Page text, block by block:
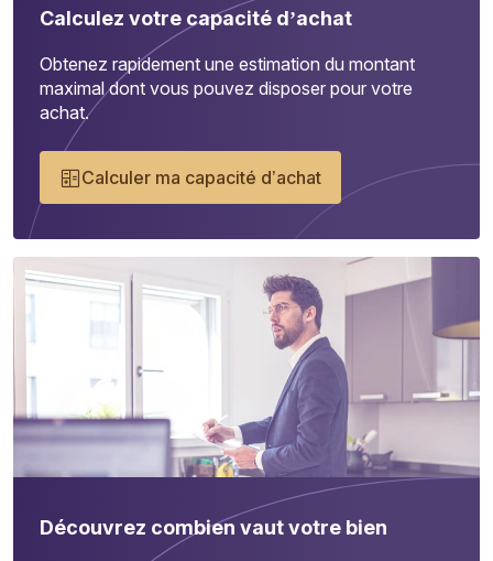
Calculez votre capacité d’achat
Obtenez rapidement une estimation du montant
maximal dont vous pouvez disposer pour votre
achat.
Calculer ma capacité d’achat
Découvrez combien vaut votre bien